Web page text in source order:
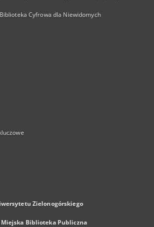
Cyfrowa dla Niewidomych
Zielonogórskiego
Biblioteka Publiczna